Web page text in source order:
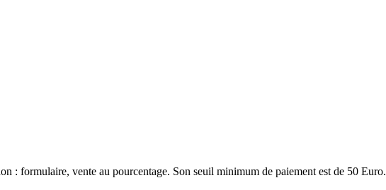
: formulaire, vente au pourcentage. Son seuil minimum de paiement est de 50 Euro.